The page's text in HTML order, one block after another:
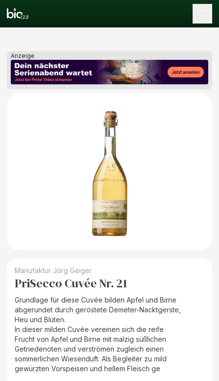
Anzeige
Manufaktur Jörg Geiger
PriSecco Cuvée Nr. 21
Grundlage für diese Cuvée bilden Apfel und Birne
abgerundet durch geröstete Demeter-Nacktgerste,
Heu und Blüten.
In dieser milden Cuvée vereinen sich die reife
Frucht von Apfel und Birne mit malzig süßlichen
Getriedenoten und verströmen zugleich einen
sommerlichen Wiesenduft. Als Begleiter zu mild
gewürzten Vorspeisen und hellem Fleisch ge